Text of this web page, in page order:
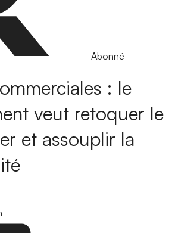
Abonné
: le
veut retoquer le
et assouplir la